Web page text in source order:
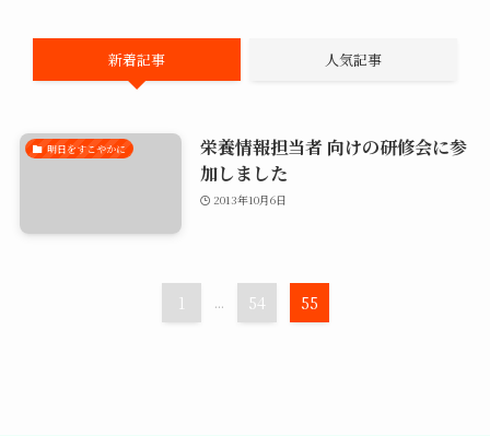
新着記事 人気記事
明日をすこやかに
栄養情報担当者 向けの研修会に参
加しました
2013年10月6日
1 ... 54 55